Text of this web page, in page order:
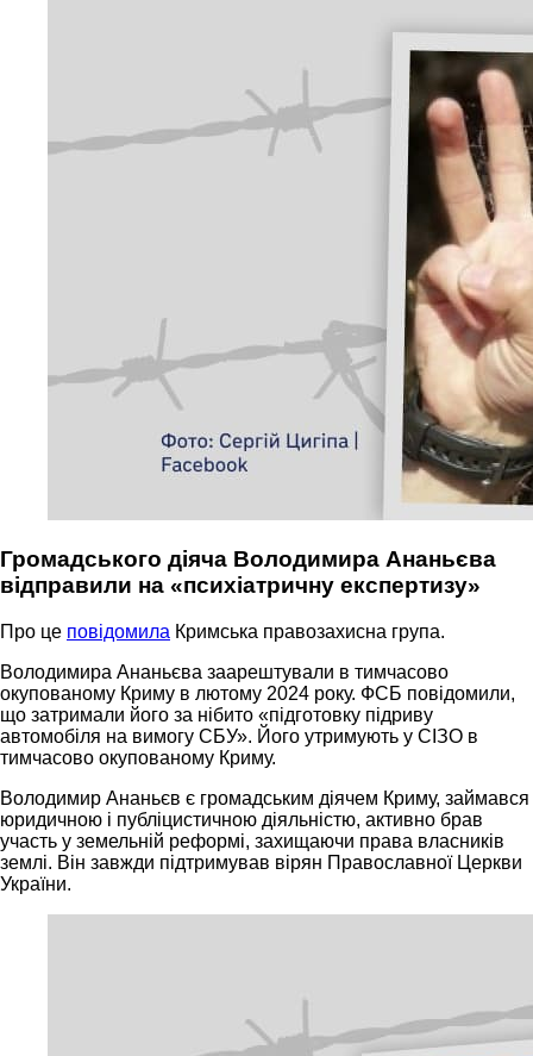
Громадського діяча Володимира Ананьєва
відправили на «психіатричну експертизу»
Про це повідомила Кримська правозахисна група.
Володимира Ананьєва заарештували в тимчасово
окупованому Криму в лютому 2024 року. ФСБ повідомили,
що затримали його за нібито «підготовку підриву
автомобіля на вимогу СБУ». Його утримують у СІЗО в
тимчасово окупованому Криму.
Володимир Ананьєв є громадським діячем Криму, займався
юридичною і публіцистичною діяльністю, активно брав
участь у земельній реформі, захищаючи права власників
землі. Він завжди підтримував вірян Православної Церкви
України.